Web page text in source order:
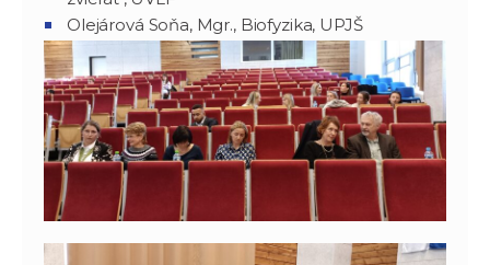
Olejárová Soňa, Mgr., Biofyzika, UPJŠ